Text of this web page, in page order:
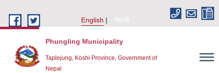
English
नेपाली
Phungling Municipality
Taplejung, Koshi Province, Government of
Nepal